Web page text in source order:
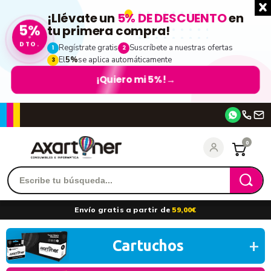
5%
DTO.
¡Llévate un 5% DE DESCUENTOen
tu primera compra!
1 Regístrate gratis 2 Suscríbete a nuestras ofertas
3 El5%se aplica automáticamente
¡Quiero mi 5%! →
entrar
0
Envío gratis a partir de 59,00€
Cartuchos